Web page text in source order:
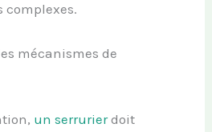
complexes.
mécanismes de
un serrurierdoit